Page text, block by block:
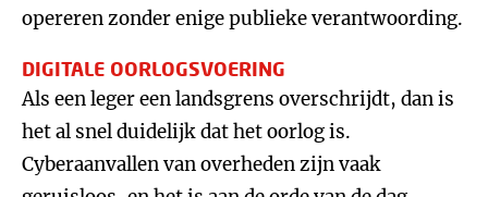
opereren zonder enige publieke verantwoording.
DIGITALE OORLOGSVOERING
Als een leger een landsgrens overschrijdt, dan is
het al snel duidelijk dat het oorlog is.
Cyberaanvallen van overheden zijn vaak